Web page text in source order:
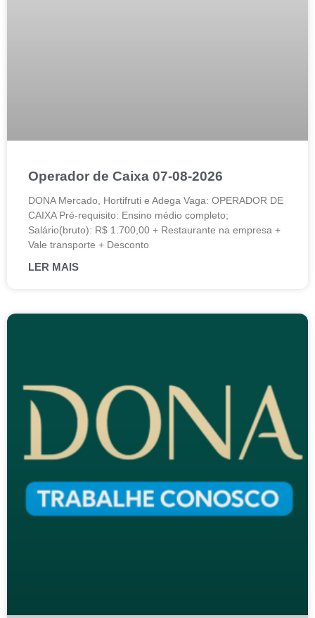
Operador de Caixa 07-08-2026
DONA Mercado, Hortifruti e Adega Vaga: OPERADOR DE
CAIXA Pré-requisito: Ensino médio completo;
Salário(bruto): R$ 1.700,00 + Restaurante na empresa +
Vale transporte + Desconto
LER MAIS